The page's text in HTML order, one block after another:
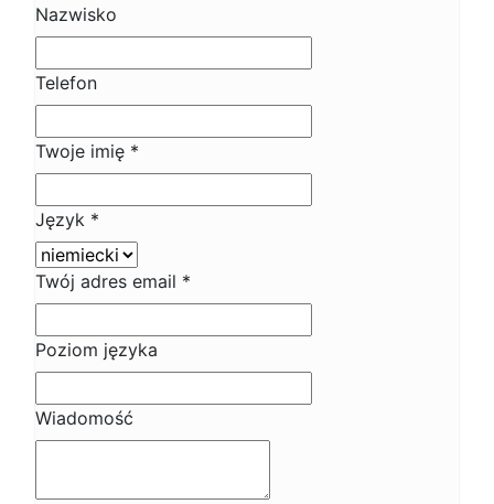
Nazwisko
Telefon
Twoje imię *
Język *
Twój adres email *
Poziom języka
Wiadomość